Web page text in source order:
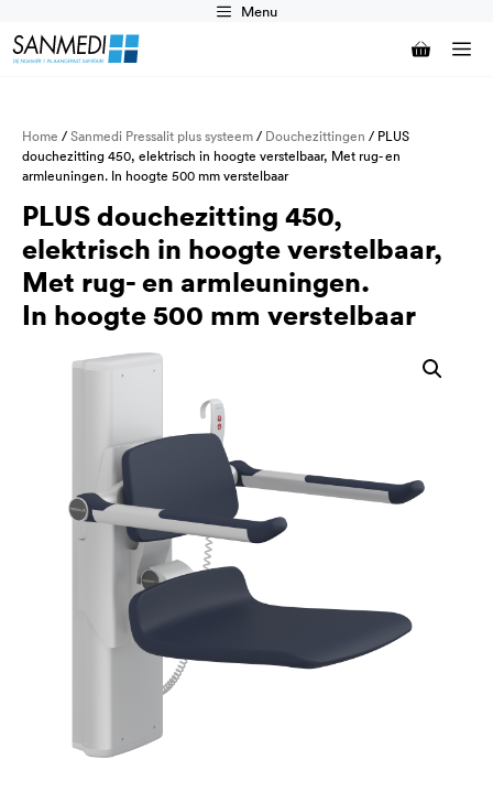
naar
de
Menu
Home /Sanmedi Pressalit plus systeem/ Douchezittingen / PLUS
douchezitting 450, elektrisch in hoogte verstelbaar, Met rug- en
armleuningen. In hoogte 500 mm verstelbaar
PLUS douchezitting 450,
elektrisch in hoogte verstelbaar,
Met rug- en armleuningen.
In hoogte 500 mm verstelbaar